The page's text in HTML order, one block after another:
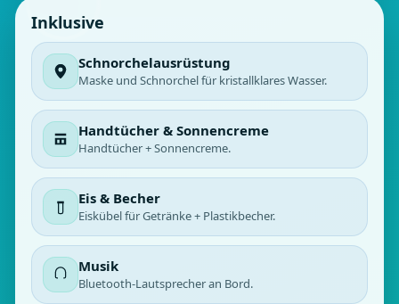
Inklusive
Schnorchelausrüstung
Maske und Schnorchel für kristallklares Wasser.
Handtücher & Sonnencreme
Handtücher + Sonnencreme.
Eis & Becher
Eiskübel für Getränke + Plastikbecher.
Musik
Bluetooth‑Lautsprecher an Bord.